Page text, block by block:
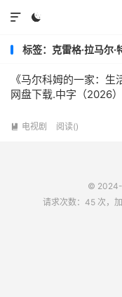


标签：克雷格·拉马尔·
《马尔科姆的一家：
网盘下载.中字（2026）
 电视剧 阅读()
©
请求次数：45 次，